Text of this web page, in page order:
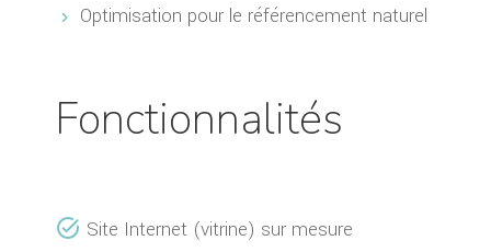
Optimisation pour le référencement naturel
Fonctionnalités
Site Internet (vitrine) sur mesure